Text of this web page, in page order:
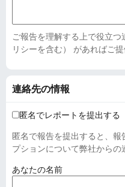
ご報告を理解する上で役立
リシーを含む） があればご提
連絡先の情報
匿名でレポートを提出する
匿名で報告を提出すると、
プションについて弊社からの
あなたの名前(